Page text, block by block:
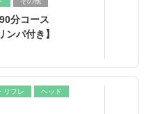
分コース
パ付き】
リフレ
ヘッド